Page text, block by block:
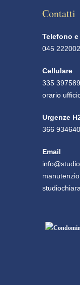
Contatti
Telefono e
045
Cellulare
335 397589
orario
Urgenze
366
Email